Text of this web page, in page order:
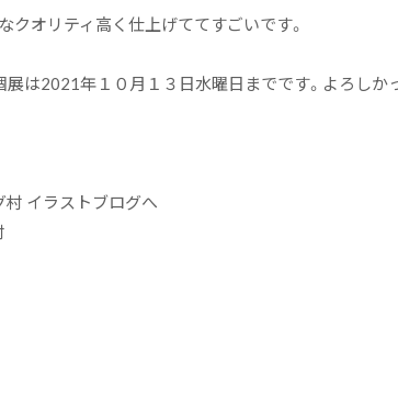
クオリティ高く仕上げててすごいです。
は2021年１０月１３日水曜日までです。よろしか